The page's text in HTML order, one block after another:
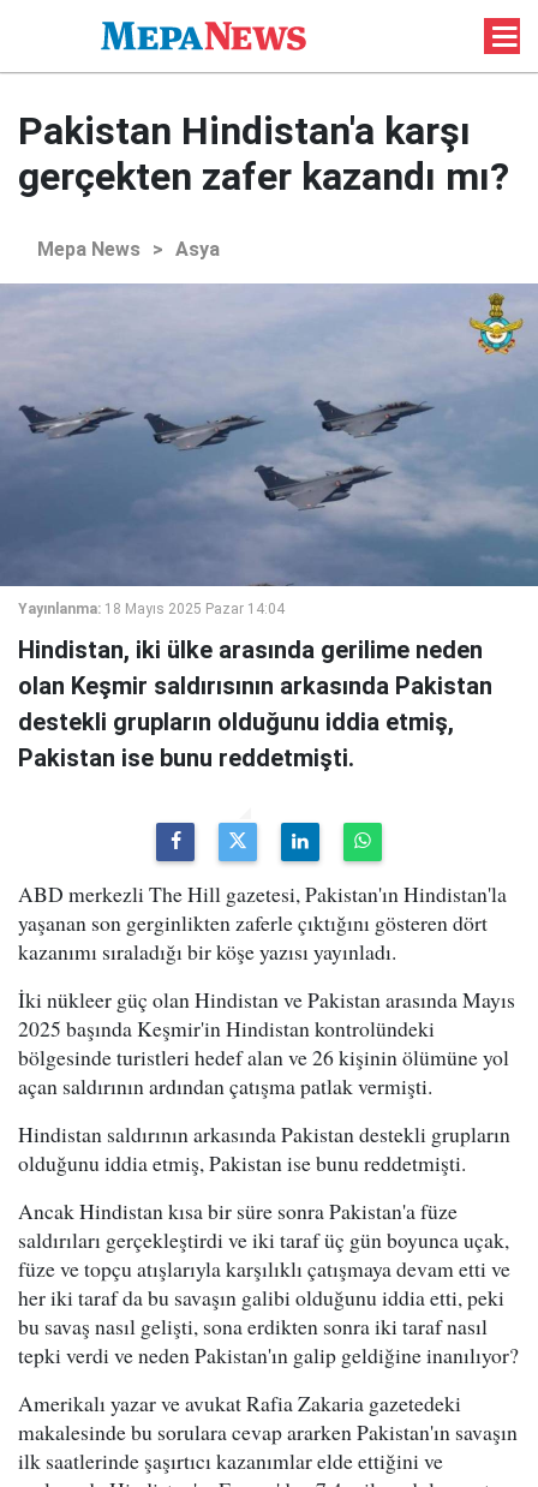
Pakistan Hindistan'a karşı
gerçekten zafer kazandı mı?
Mepa News > Asya
Yayınlanma: 18 Mayıs 2025 Pazar 14:04
Hindistan, iki ülke arasında gerilime neden
olan Keşmir saldırısının arkasında Pakistan
destekli grupların olduğunu iddia etmiş,
Pakistan ise bunu reddetmişti.
ABD merkezli The Hill gazetesi, Pakistan'ın Hindistan'la
yaşanan son gerginlikten zaferle çıktığını gösteren dört
kazanımı sıraladığı bir köşe yazısı yayınladı.
İki nükleer güç olan Hindistan ve Pakistan arasında Mayıs
2025 başında Keşmir'in Hindistan kontrolündeki
bölgesinde turistleri hedef alan ve 26 kişinin ölümüne yol
açan saldırının ardından çatışma patlak vermişti.
Hindistan saldırının arkasında Pakistan destekli grupların
olduğunu iddia etmiş, Pakistan ise bunu reddetmişti.
Ancak Hindistan kısa bir süre sonra Pakistan'a füze
saldırıları gerçekleştirdi ve iki taraf üç gün boyunca uçak,
füze ve topçu atışlarıyla karşılıklı çatışmaya devam etti ve
her iki taraf da bu savaşın galibi olduğunu iddia etti, peki
bu savaş nasıl gelişti, sona erdikten sonra iki taraf nasıl
tepki verdi ve neden Pakistan'ın galip geldiğine inanılıyor?
Amerikalı yazar ve avukat Rafia Zakaria gazetedeki
makalesinde bu sorulara cevap ararken Pakistan'ın savaşın
ilk saatlerinde şaşırtıcı kazanımlar elde ettiğini ve